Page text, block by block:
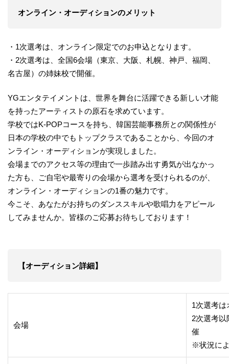
オンライン・オーディションのメリット
・1次選考は、オンライン限定でのお申込となります。
・2次選考は、全国6会場（東京、大阪、札幌、神戸、福岡、
名古屋）の姉妹校で開催。
YGエンタテイメントは、世界を舞台に活躍できる新しい才能
を持ったアーティストの原石を求めています。
学校ではK-POPコースを持ち、韓国芸能事務所との関係性が
日本の学校の中でもトップクラスであることから、今回のオ
ンライン・オーディションが実現しました。
会場までのアクセス等の理由で一歩踏み出す勇気が出なかっ
た方も、ご自宅や最寄りの会場から選考を受けられるのが、
オンライン・オーディションの1番の魅力です。
今こそ、あなたがお持ちのダンススキルや歌唱力をアピール
してみませんか。皆様のご応募お待ちしております！
【オーディション詳細】
会場
1次選考は
2次選考以
催
※状況に